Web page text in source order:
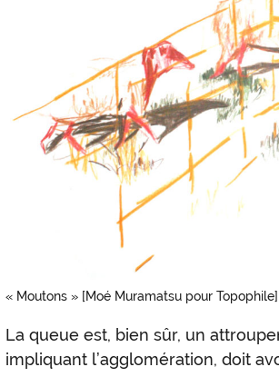
« Moutons » [Moé Muramatsu pour Topophile]
La
La queue est, bien sûr, un
impliquant l’agglomération, doit